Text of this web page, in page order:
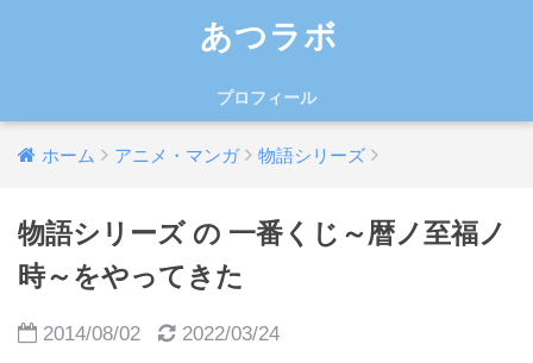
あつラボ
プロフィール
ホーム アニメ・マンガ 物語シリーズ
物語シリーズ の 一番くじ～暦ノ至福ノ
時～をやってきた
2014/08/02 2022/03/24